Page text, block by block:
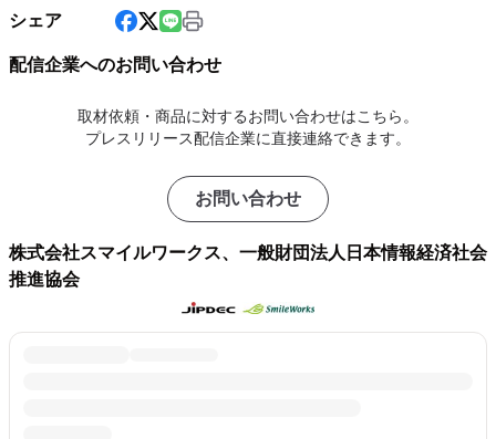
シェア
配信企業へのお問い合わせ
取材依頼・商品に対するお問い合わせはこちら。
プレスリリース配信企業に直接連絡できます。
お問い合わせ
株式会社スマイルワークス、一般財団法人日本情報経済社会
推進協会